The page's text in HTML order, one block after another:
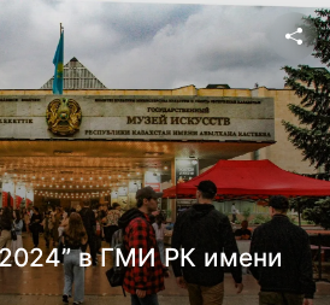
в ГМИ РК имени